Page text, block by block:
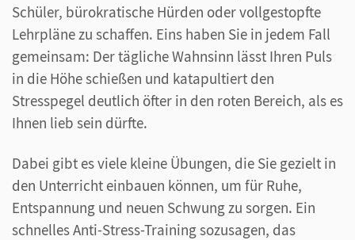
Schüler, bürokratische Hürden oder vollgestopfte
Lehrpläne zu schaffen. Eins haben Sie in jedem Fall
gemeinsam: Der tägliche Wahnsinn lässt Ihren Puls
in die Höhe schießen und katapultiert den
Stresspegel deutlich öfter in den roten Bereich, als es
Ihnen lieb sein dürfte.
Dabei gibt es viele kleine Übungen, die Sie gezielt in
den Unterricht einbauen können, um für Ruhe,
Entspannung und neuen Schwung zu sorgen. Ein
schnelles Anti-Stress-Training sozusagen, das